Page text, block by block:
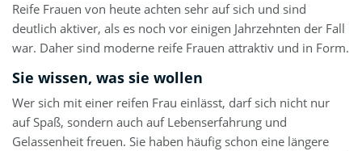
Reife Frauen von heute achten sehr auf sich und sind
deutlich aktiver, als es noch vor einigen Jahrzehnten der Fall
war. Daher sind moderne reife Frauen attraktiv und in Form.
Sie wissen, was sie wollen
Wer sich mit einer reifen Frau einlässt, darf sich nicht nur
auf Spaß, sondern auch auf Lebenserfahrung und
Gelassenheit freuen. Sie haben häufig schon eine längere